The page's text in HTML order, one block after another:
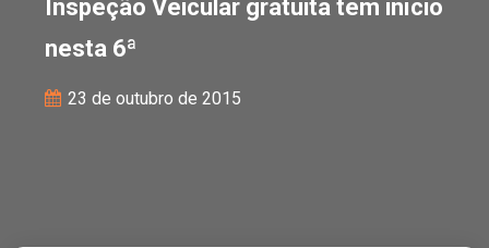
Inspeção Veicular gratuita tem início
nesta 6ª
23 de outubro de 2015